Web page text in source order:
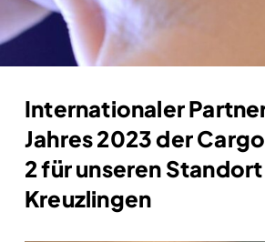
Internationaler
Jahres 2023 der
2 für unseren
Kreuzlingen